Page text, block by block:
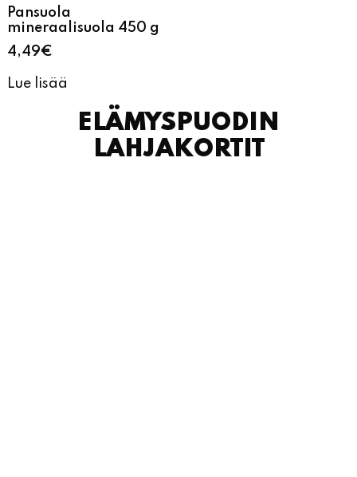
Pansuola
mineraalisuola 450 g
4,49€
Lue lisää
ELÄMYSPUODIN
LAHJAKORTIT